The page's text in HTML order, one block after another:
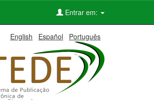
Entrar em:
English Español Português